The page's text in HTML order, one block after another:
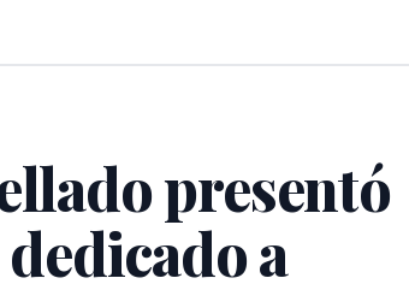
presentó
a